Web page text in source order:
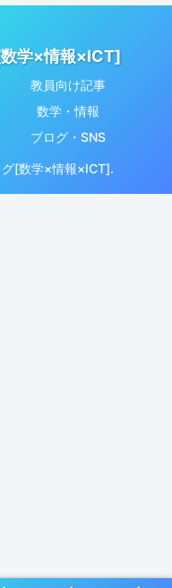
学×情報×ICT]
教員向け記事
数学・情報
ブログ・SNS
[数学×情報×ICT].